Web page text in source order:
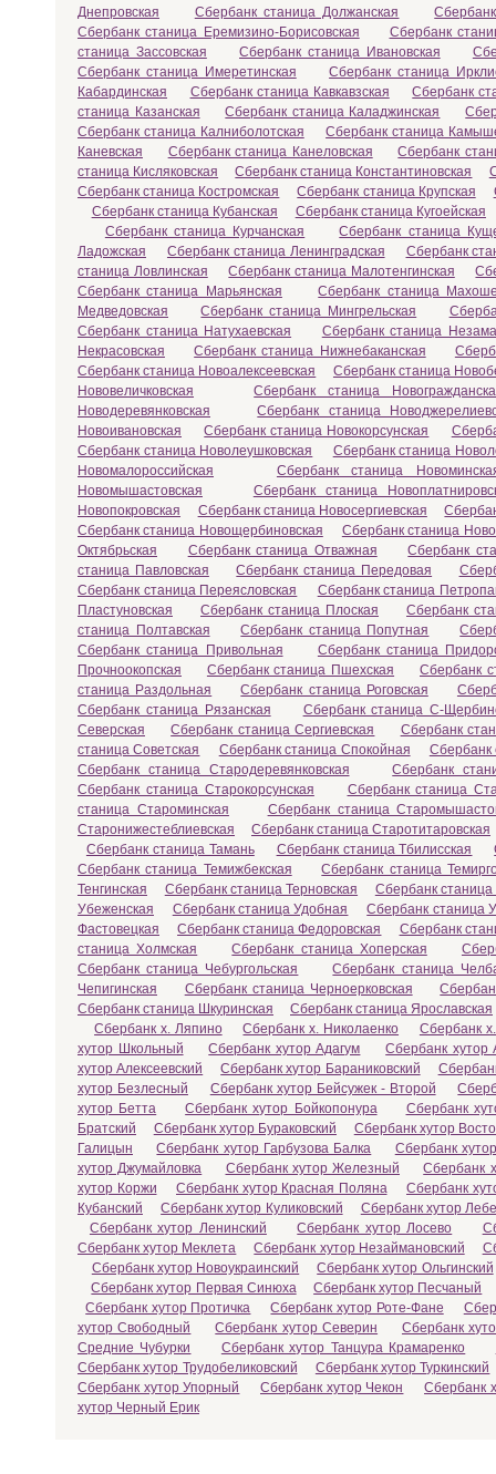
Днепровская Сбербанк станица Должанская
Сбербанк станица Еремизино-Борисовская
Сбербанк
станица Зассовская
Сбербанк станица Ивановская
Сбербанк станица Имеретинская
Сбербанк станица
Кабардинская
Сбербанк станица Кавкавзская
Сбербанк
станица Казанская
Сбербанк станица Каладжинская
Сбербанк станица Калниболотская
Сбербанк станица
Каневская
Сбербанк станица Канеловская
Сбербанк
станица Кисляковская
Сбербанк станица Константиновская
Сбербанк станица Костромская
Сбербанк станица Крупская
Сбербанк станица Кубанская
Сбербанк станица Кугоейская
Сбербанк станица Курчанская
Сбербанк станица
Ладожская
Сбербанк станица Ленинградская
Сбербанк
станица Ловлинская
Сбербанк станица Малотенгинская
Сбербанк станица Марьянская
Сбербанк станица
Медведовская
Сбербанк станица Мингрельская
Сбербанк станица Натухаевская
Сбербанк станица
Некрасовская
Сбербанк станица Нижнебаканская
Сбербанк станица Новоалексеевская
Сбербанк станица
Нововеличковская
Сбербанк станица
Новодеревянковская
Сбербанк станица
Новоивановская
Сбербанк станица Новокорсунская
Сбербанк станица Новолеушковская
Сбербанк станица
Новомалороссийская
Сбербанк станица
Новомышастовская
Сбербанк станица
Новопокровская
Сбербанк станица Новосергиевская
Сбербанк станица Новощербиновская
Сбербанк станица
Октябрьская
Сбербанк станица Отважная
Сбербанк
станица Павловская
Сбербанк станица Передовая
Сбербанк станица Переясловская
Сбербанк станица
Пластуновская
Сбербанк станица Плоская
Сбербанк
станица Полтавская
Сбербанк станица Попутная
Сбербанк станица Привольная
Сбербанк станица
Прочноокопская
Сбербанк станица Пшехская
Сбербанк
станица Раздольная
Сбербанк станица Роговская
Сбербанк станица Рязанская
Сбербанк станица С-
Северская
Сбербанк станица Сергиевская
Сбербанк
станица Советская
Сбербанк станица Спокойная
Сбербанк
Сбербанк станица Стародеревянковская
Сбербанк
Сбербанк станица Старокорсунская
Сбербанк станица
станица Староминская
Сбербанк станица
Старонижестеблиевская
Сбербанк станица Старотитаровская
Сбербанк станица Тамань
Сбербанк станица Тбилисская
Сбербанк станица Темижбекская
Сбербанк станица
Тенгинская
Сбербанк станица Терновская
Сбербанк станица
Убеженская
Сбербанк станица Удобная
Сбербанк станица
Фастовецкая
Сбербанк станица Федоровская
Сбербанк
станица Холмская
Сбербанк станица Хоперская
Сбербанк станица Чебургольская
Сбербанк станица
Чепигинская
Сбербанк станица Черноерковская
Сбербанк станица Шкуринская
Сбербанк станица Ярославская
Сбербанк х. Ляпино
Сбербанк х. Николаенко
Сбербанк
хутор Школьный
Сбербанк хутор Адагум
Сбербанк хутор
хутор Алексеевский
Сбербанк хутор Бараниковский
хутор Безлесный
Сбербанк хутор Бейсужек - Второй
хутор Бетта
Сбербанк хутор Бойкопонура
Сбербанк
Братский
Сбербанк хутор Бураковский
Сбербанк хутор
Галицын
Сбербанк хутор Гарбузова Балка
Сбербанк
хутор Джумайловка
Сбербанк хутор Железный
Сбербанк
хутор Коржи
Сбербанк хутор Красная Поляна
Сбербанк
Кубанский
Сбербанк хутор Куликовский
Сбербанк хутор
Сбербанк хутор Ленинский
Сбербанк хутор Лосево
Сбербанк хутор Меклета
Сбербанк хутор Незаймановский
Сбербанк хутор Новоукраинский
Сбербанк хутор Ольгинский
Сбербанк хутор Первая Синюха
Сбербанк хутор Песчаный
Сбербанк хутор Протичка
Сбербанк хутор Роте-Фане
хутор Свободный
Сбербанк хутор Северин
Сбербанк
Средние Чубурки
Сбербанк хутор Танцура Крамаренко
Сбербанк хутор Трудобеликовский
Сбербанк хутор Туркинский
Сбербанк хутор Упорный
Сбербанк хутор Чекон
Сбербанк
хутор Черный Ерик